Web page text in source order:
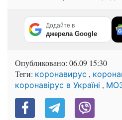
Додайте в
джерела Google
Опубликовано: 06.09 15:30
Теги: коронавирус ,
коронавірус в Україні ,